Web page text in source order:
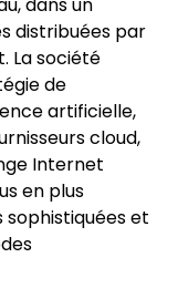
distribuées par
La société
de
artificielle,
cloud,
Internet
en plus
et